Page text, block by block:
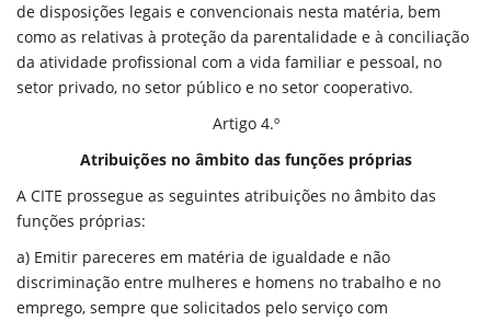
de disposições legais e convencionais nesta matéria, bem
como as relativas à proteção da parentalidade e à conciliação
da atividade profissional com a vida familiar e pessoal, no
setor privado, no setor público e no setor cooperativo.
Artigo 4.º
Atribuições no âmbito das funções próprias
A CITE prossegue as seguintes atribuições no âmbito das
funções próprias:
a) Emitir pareceres em matéria de igualdade e não
discriminação entre mulheres e homens no trabalho e no
emprego, sempre que solicitados pelo serviço com